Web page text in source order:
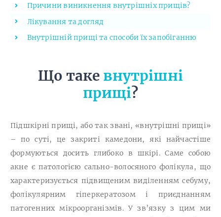
Причини виникнення внутрішніх прищів?
Лікування та догляд
Внутрішній прищі та способи їх запобіганню
Що таке внутрішні
прищі?
Підшкірні прищі, або так звані, «внутрішні прищі»
– по суті, це закриті камедони, які найчастіше
формуються досить глибоко в шкірі. Саме собою
акне є патологією сально-волосяного фолікула, що
характеризується підвищеним виділенням себуму,
фолікулярним гіперкератозом і приєднанням
патогенних мікроорганізмів. У зв’язку з цим ми